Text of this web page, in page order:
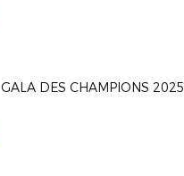
GALA DES CHAMPIONS 2025